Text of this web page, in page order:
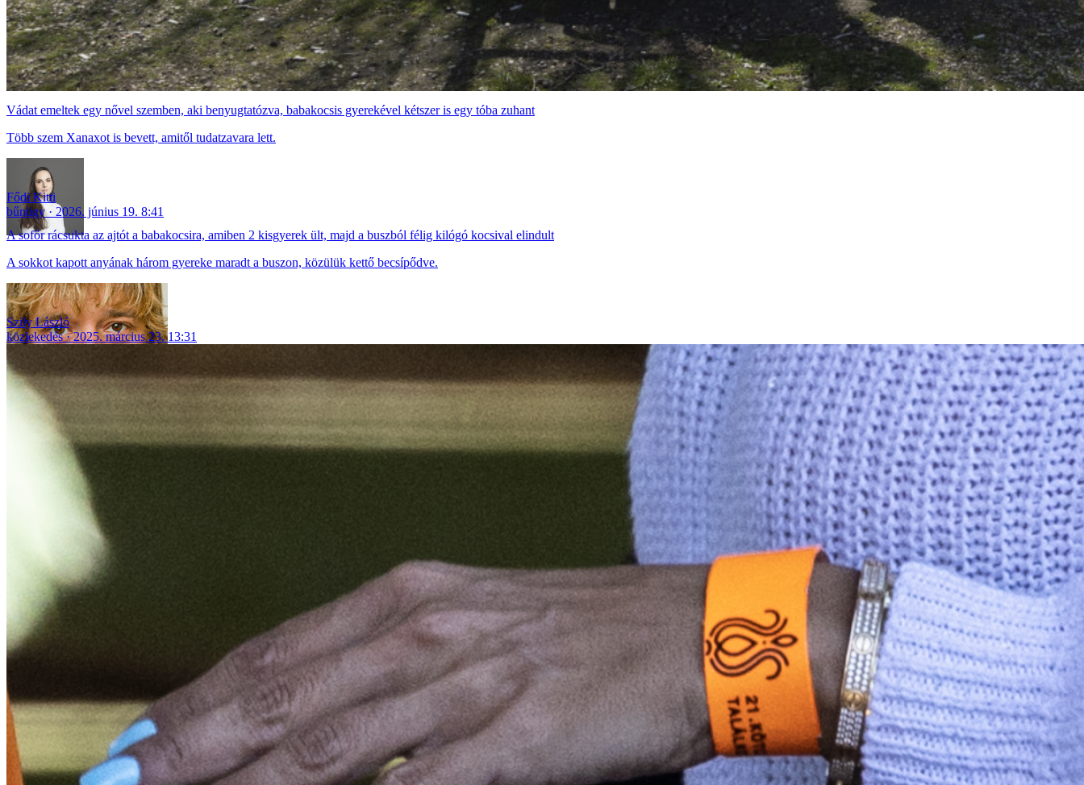
Vádat emeltek egy nővel szemben, aki benyugtatózva, babakocsis gyerekével kétszer is egy tóba zuhant
Több szem Xanaxot is bevett, amitől tudatzavara lett.
Fődi Kitti
bűnügy
2026. június 19. 8:41
A sofőr rácsukta az ajtót a babakocsira, amiben 2 kisgyerek ült, majd a buszból félig kilógó kocsival elindult
A sokkot kapott anyának három gyereke maradt a buszon, közülük kettő becsípődve.
Szily László
közlekedés
2025. március 23. 13:31